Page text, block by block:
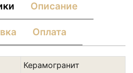
Описание
Оплата
Керамогранит